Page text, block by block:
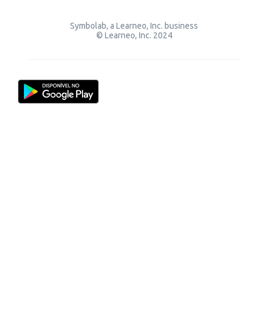
Symbolab, a Learneo, Inc. business
© Learneo, Inc. 2024